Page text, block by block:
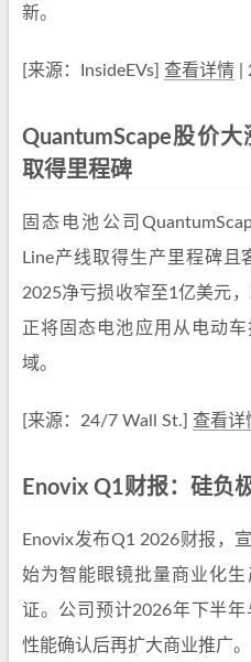
新。
[来源：InsideEVs] 查看详情 |
QuantumScape股价
取得里程碑
固态电池公司
Line产线取得生产里程碑
2025净亏损收窄至1亿美元
正将固态电池应用从电动
域。
[来源：24/7 Wall St.] 查看详
Enovix Q1财报：硅负
Enovix发布Q1 2026财报，
始为智能眼镜批量商业化
证。公司预计2026年下半
性能确认后再扩大商业推广。